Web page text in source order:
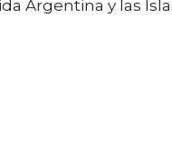
Argentina y las